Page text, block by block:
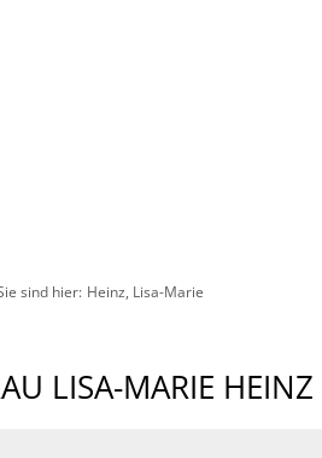
sind hier: Heinz, Lisa-Marie
LISA-MARIE HEINZ